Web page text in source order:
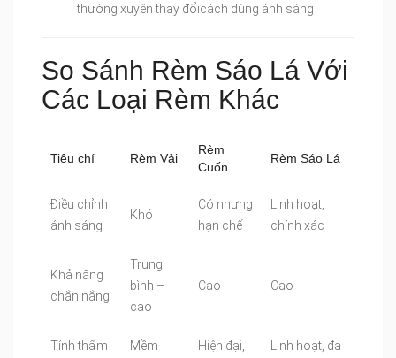
thường xuyên thay đổicách dùng ánh sáng
So Sánh Rèm Sáo Lá Với
Các Loại Rèm Khác
Tiêu chí Rèm Vải
Rèm
Cuốn
Rèm Sáo Lá
Điều chỉnh
ánh sáng
Khó
Có nhưng
hạn chế
Linh hoạt,
chính xác
Khả năng
chắn nắng
Trung
bình –
cao
Cao Cao
Tính thẩm
Mềm
Hiện đại,
Linh hoạt, đa